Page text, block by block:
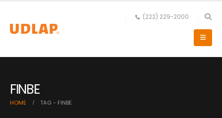
(222) 229-2000
FINBE
HOME TAG - FINBE